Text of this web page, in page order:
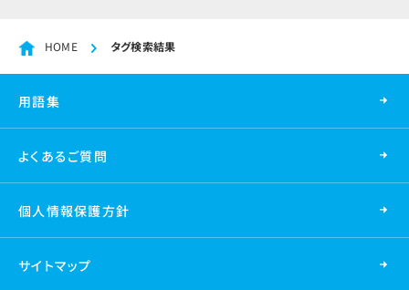
HOME タグ検索結果
用語集
よくあるご質問
個人情報保護方針
サイトマップ